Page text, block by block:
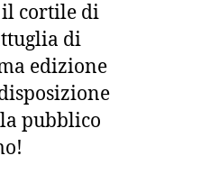
il cortile di
di
edizione
pubblico